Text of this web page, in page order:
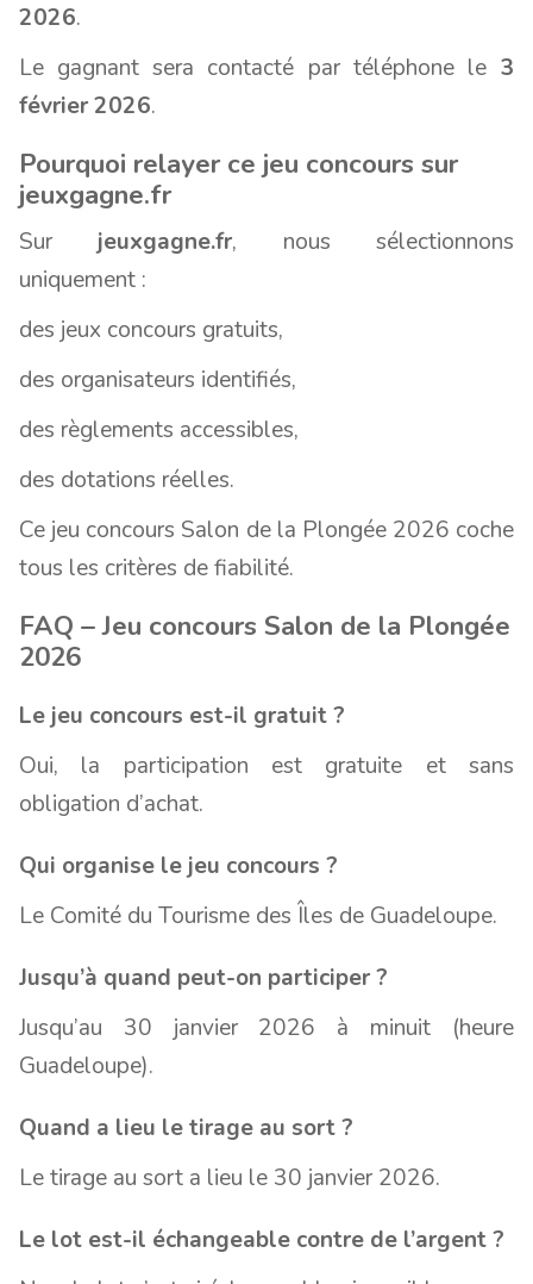
2026.
Le gagnant sera contacté par téléphone le 3
février 2026.
Pourquoi relayer ce jeu concours sur
jeuxgagne.fr
Sur jeuxgagne.fr, nous sélectionnons
uniquement :
des jeux concours gratuits,
des organisateurs identifiés,
des règlements accessibles,
des dotations réelles.
Ce jeu concours Salon de la Plongée 2026 coche
tous les critères de fiabilité.
FAQ – Jeu concours Salon de la Plongée
2026
Le jeu concours est-il gratuit ?
Oui, la participation est gratuite et sans
obligation d’achat.
Qui organise le jeu concours ?
Le Comité du Tourisme des Îles de Guadeloupe.
Jusqu’à quand peut-on participer ?
Jusqu’au 30 janvier 2026 à minuit (heure
Guadeloupe).
Quand a lieu le tirage au sort ?
Le tirage au sort a lieu le 30 janvier 2026.
Le lot est-il échangeable contre de l’argent ?